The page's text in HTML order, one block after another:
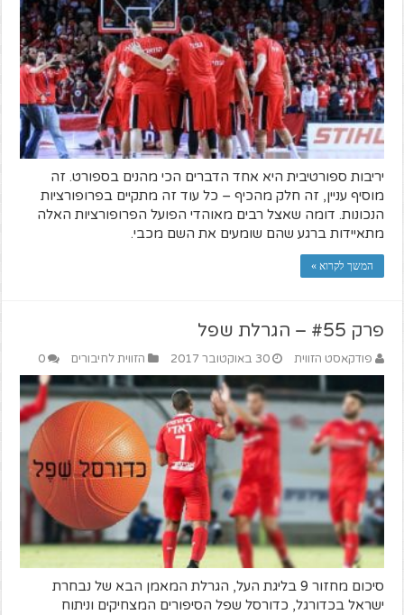
יריבות ספורטיבית היא אחד הדברים הכי מהנים בספורט. זה
מוסיף עניין, זה חלק מהכיף – כל עוד זה מתקיים בפרופורציות
הנכונות. דומה שאצל רבים מאוהדי הפועל הפרופורציות האלה
מתאיידות ברגע שהם שומעים את השם מכבי.
המשך לקרוא »
פרק #55 – הגרלת שפל
פודקאסט הזווית 30 באוקטובר 2017 הזווית לחיבורים 0
סיכום מחזור 9 בליגת העל, הגרלת המאמן הבא של נבחרת
ישראל בכדורגל, כדורסל שפל הסיפורים המצחיקים וניתוח